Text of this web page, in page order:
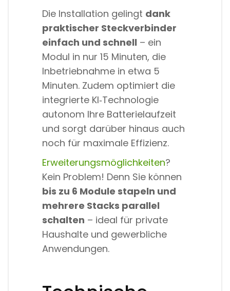
Die Installation gelingt dank
praktischer Steckverbinder
einfach und schnell – ein
Modul in nur 15 Minuten, die
Inbetriebnahme in etwa 5
Minuten. Zudem optimiert die
integrierte KI‑Technologie
autonom Ihre Batterielaufzeit
und sorgt darüber hinaus auch
noch für maximale Effizienz.
Erweiterungsmöglichkeiten?
Kein Problem! Denn Sie können
bis zu 6 Module stapeln und
mehrere Stacks parallel
schalten – ideal für private
Haushalte und gewerbliche
Anwendungen.